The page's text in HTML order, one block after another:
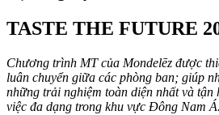
TASTE THE FUTURE
Chương trình MT của Mondelēz được
luân chuyển giữa các phòng ban; giúp
những trải nghiệm toàn diện nhất và
việc đa dạng trong khu vực Đông Nam Á.